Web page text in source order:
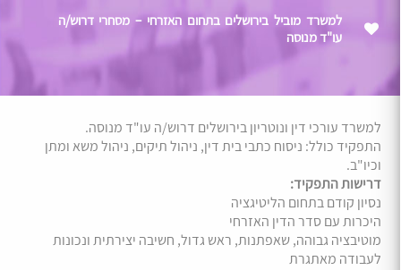
למשרד מוביל בירושלים בתחום האזרחי – מסחרי דרוש/ה
עו"ד מנוסה
למשרד עורכי דין ונוטריון בירושלים דרוש/ה עו"ד מנוסה.
התפקיד כולל: ניסוח כתבי בית דין, ניהול תיקים, ניהול משא ומתן
וכיו"ב.
דרישות התפקיד:
נסיון קודם בתחום הליטיגציה
היכרות עם סדר הדין האזרחי
מוטיבציה גבוהה, שאפתנות, ראש גדול, חשיבה יצירתית ונכונות
לעבודה מאתגרת